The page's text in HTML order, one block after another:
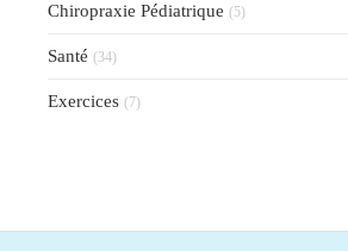
Chiropraxie Pédiatrique (5)
Santé (34)
Exercices (7)